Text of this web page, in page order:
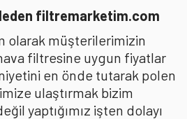
filtremarketim.com
olarak müşterilerimizin
filtresine uygun fiyatlar
en önde tutarak polen
ulaştırmak bizim
yaptığımız işten dolayı